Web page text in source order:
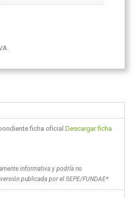
ficha oficial. Descargar ficha
informativa y podría no
publicada por el SEPE/FUNDAE*